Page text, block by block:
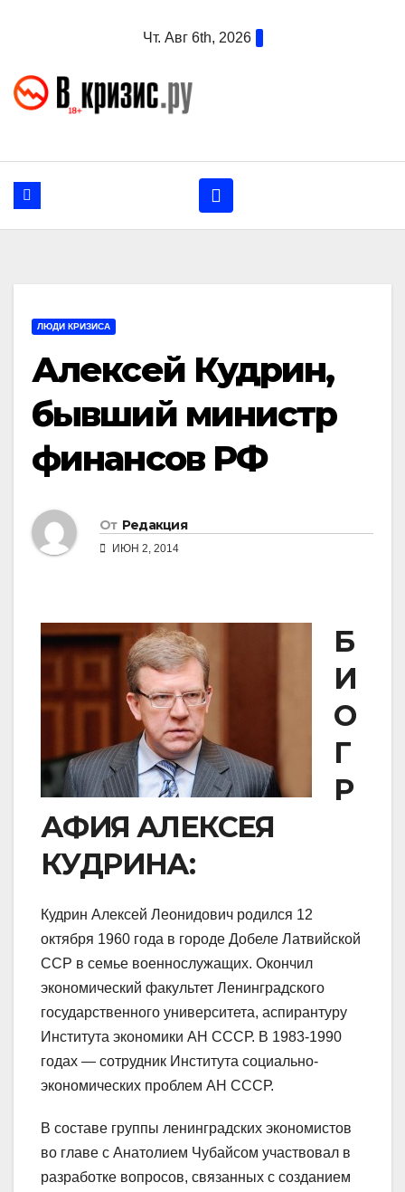
Чт. Авг 6th, 2026
ЛЮДИ КРИЗИСА
Алексей Кудрин,
бывший министр
финансов РФ
От Редакция
ИЮН 2, 2014
Б
И
О
Г
Р
АФИЯ АЛЕКСЕЯ
КУДРИНА:
Кудрин Алексей Леонидович родился 12
октября 1960 года в городе Добеле Латвийской
ССР в семье военнослужащих. Окончил
экономический факультет Ленинградского
государственного университета, аспирантуру
Института экономики АН СССР. В 1983-1990
годах — сотрудник Института социально-
экономических проблем АН СССР.
В составе группы ленинградских экономистов
во главе с Анатолием Чубайсом участвовал в
разработке вопросов, связанных с созданием